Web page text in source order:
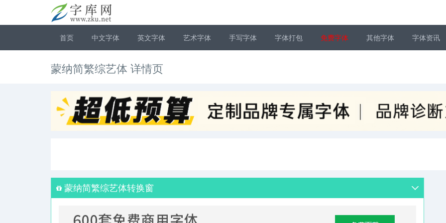
首页 中文字体 英文字体 艺术字体 手写字体 字体打包 免费字体 其他字体 字体资讯
蒙纳简繁综艺体 详情页
蒙纳简繁综艺体转换窗